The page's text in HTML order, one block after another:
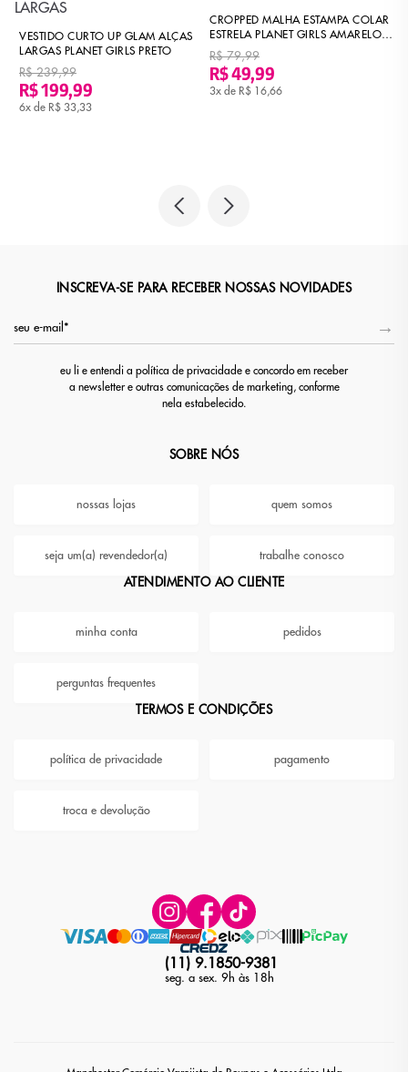
VESTIDO CURTO UP GLAM ALÇAS
LARGAS PLANET GIRLS PRETO
R$ 239,99
R$ 199,99
6x de R$ 33,33
CROPPED MALHA ESTAMPA COLAR
ESTRELA PLANET GIRLS AMARELO
MÉDIO
R$ 79,99
R$ 49,99
3x de R$ 16,66
INSCREVA-SE PARA RECEBER NOSSAS NOVIDADES
eu li e entendi a política de privacidade e concordo em receber
a newsletter e outras comunicações de marketing, conforme
nela estabelecido.
SOBRE NÓS
nossas lojas quem somos
seja um(a) revendedor(a) trabalhe conosco
ATENDIMENTO AO CLIENTE
minha conta pedidos
perguntas frequentes
TERMOS E CONDIÇÕES
política de privacidade pagamento
troca e devolução
(11) 9.1850-9381
seg. a sex. 9h às 18h